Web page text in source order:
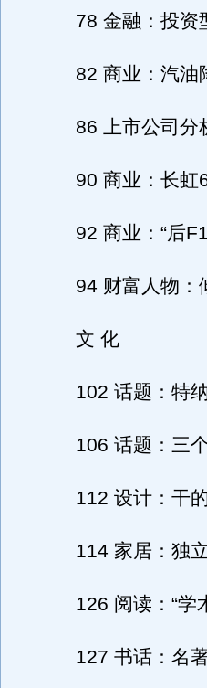
78 金融：投资
82 商业：汽油
86 上市公司分
90 商业：长虹
92 商业：“后F1
94 财富人物：
文 化
102 话题：特纳
106 话题：三个
112 设计：干
114 家居：独立
126 阅读：“学
127 书话：名著